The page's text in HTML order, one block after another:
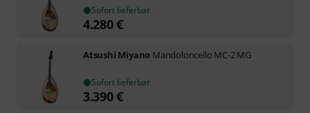
Sofort lieferbar
4.280€
Atsushi Miyano Mandoloncello MC-2 MG
Sofort lieferbar
3.390€